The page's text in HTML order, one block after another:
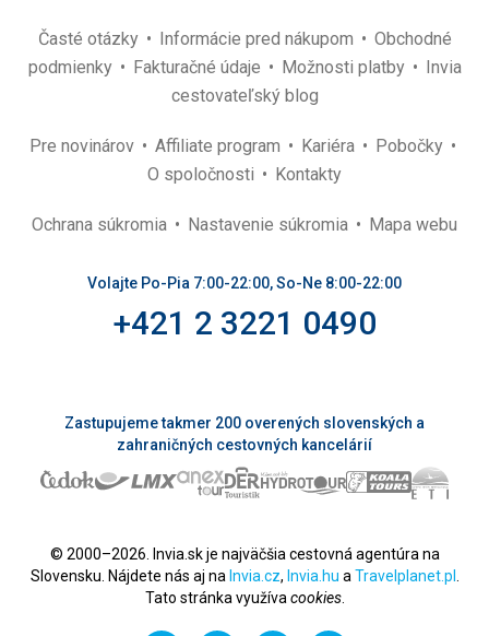
Časté otázky Informácie pred nákupom
Obchodné
podmienky
Fakturačné údaje Možnosti platby
Invia
cestovateľský blog
Pre novinárov Affiliate program Kariéra
Pobočky
O spoločnosti
Kontakty
Ochrana súkromia Nastavenie súkromia Mapa webu
Volajte Po-Pia 7:00-22:00, So-Ne 8:00-22:00
+421 2 3221 0490
Zastupujeme takmer 200 overených slovenských a
zahraničných cestovných kancelárií
© 2000–2026. Invia.sk je najväčšia cestovná agentúra na
Slovensku. Nájdete nás aj na Invia.cz, Invia.hu a Travelplanet.pl
Tato stránka využíva cookies.